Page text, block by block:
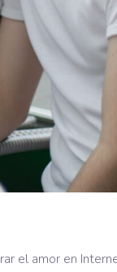
el amor en